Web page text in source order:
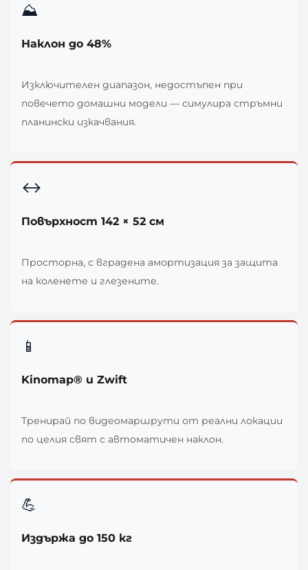
⛰️
Наклон до 48%
Изключителен диапазон, недостъпен при
повечето домашни модели — симулира стръмни
планински изкачвания.
↔️
Повърхност 142 × 52 см
Просторна, с вградена амортизация за защита
на коленете и глезените.
📱
Kinomap® и Zwift
Тренирай по видеомаршрути от реални локации
по целия свят с автоматичен наклон.
💪
Издържа до 150 кг